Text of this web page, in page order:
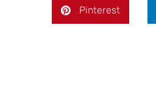
Pinterest